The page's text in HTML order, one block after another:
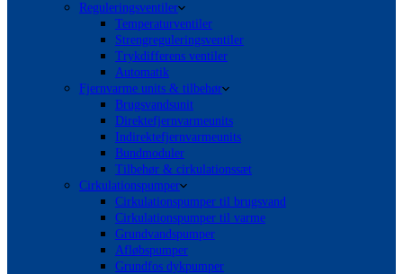
Reguleringsventiler
Temperaturventiler
Strengreguleringsventiler
Trykdifferens ventiler
Automatik
Fjernvarme units & tilbehør
Brugsvandsunit
Direktefjernvarmeunits
Indirektefjernvarmeunits
Bundmoduler
Tilbehør & cirkulationssæt
Cirkulationspumper
Cirkulationspumper til brugsvand
Cirkulationspumper til varme
Grundvandspumper
Afløbspumper
Grundfos dykpumper